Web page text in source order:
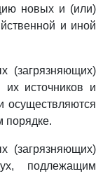
новых и (или)
и иной
(загрязняющих)
источников и
осуществляются
порядке.
(загрязняющих)
подлежащим